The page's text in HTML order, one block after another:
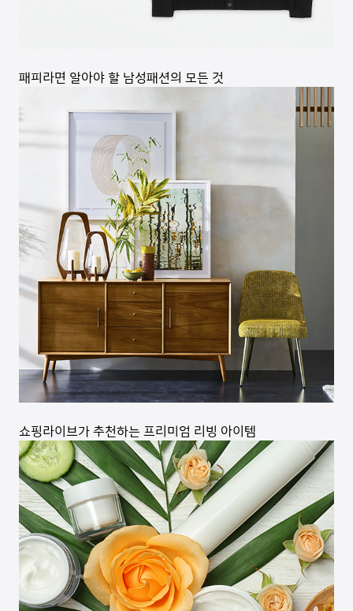
패피라면 알아야 할 남성패션의 모든 것
쇼핑라이브가 추천하는 프리미엄 리빙 아이템